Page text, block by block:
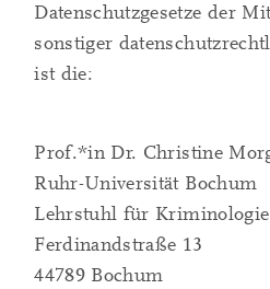
Datenschutzgesetze der
sonstiger
ist die:
Prof.*in Dr. Christine
Ruhr-Universität Bochum
Lehrstuhl für Kriminologie
Ferdinandstraße 13
44789 Bochum